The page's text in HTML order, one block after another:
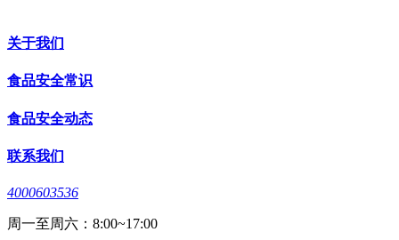
关于我们
食品安全常识
食品安全动态
联系我们
4000603536
周一至周六：8:00~17:00